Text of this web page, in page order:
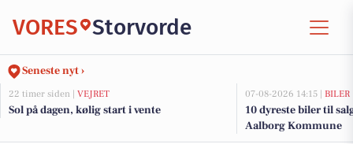
VORES Storvorde
Seneste nyt ›
22 timer siden | VEJRET
Sol på dagen, kølig start i vente
07-08-2026 14:15 | BILER
10 dyreste biler til
Aalborg Kommune